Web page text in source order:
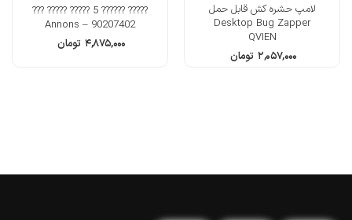
لامپ حشره کش قابل حمل
Desktop Bug Zapper
QVIEN
۲,۰۵۷,۰۰۰ تومان
????? ?????? 5 ????? ????? ???
Annons – 90207402
۴,۸۷۵,۰۰۰ تومان